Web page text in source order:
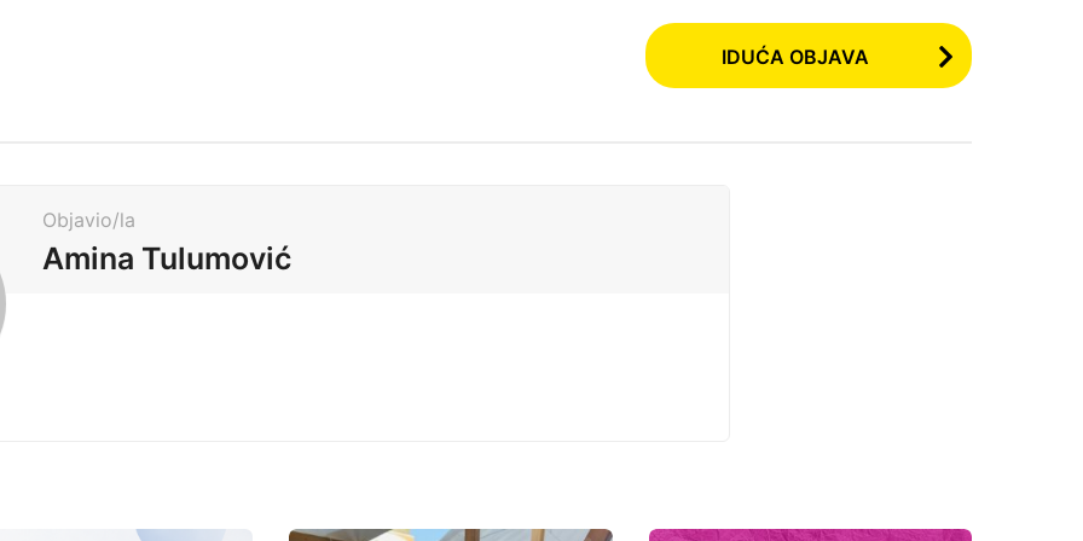
IDUĆA OBJAVA
Objavio/la
Amina Tulumović